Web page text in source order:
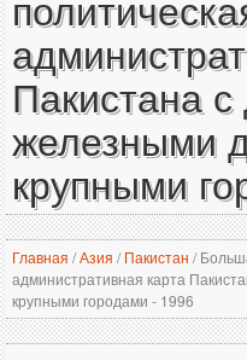
Пакистана с
железными
крупными
Главная /Азия / Пакистан /
административная карта
крупными городами - 1996